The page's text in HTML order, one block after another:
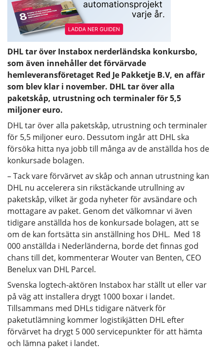
DHL tar över Instabox nerderländska konkursbo,
som även innehåller det förvärvade
hemleveransföretaget Red Je Pakketje B.V, en affär
som blev klar i november. DHL tar över alla
paketskåp, utrustning och terminaler för 5,5
miljoner euro.
DHL tar över alla paketskåp, utrustning och terminaler
för 5,5 miljoner euro. Dessutom ingår att DHL ska
försöka hitta nya jobb till många av de anställda hos de
konkursade bolagen.
– Tack vare förvärvet av skåp och annan utrustning kan
DHL nu accelerera sin rikstäckande utrullning av
paketskåp, vilket är goda nyheter för avsändare och
mottagare av paket. Genom det välkomnar vi även
tidigare anställda hos de konkursade bolagen, att se
om de kan fortsätta sin anställning hos DHL. Med 18
000 anställda i Nederländerna, borde det finnas god
chans till det, kommenterar Wouter van Benten, CEO
Benelux van DHL Parcel.
Svenska logtech-aktören Instabox har ställt ut eller var
på väg att installera drygt 1000 boxar i landet.
Tillsammans med DHLs tidigare nätverk för
paketutlämning kommer logistikjätten DHL efter
förvärvet ha drygt 5 000 servicepunkter för att hämta
och lämna paket i landet.